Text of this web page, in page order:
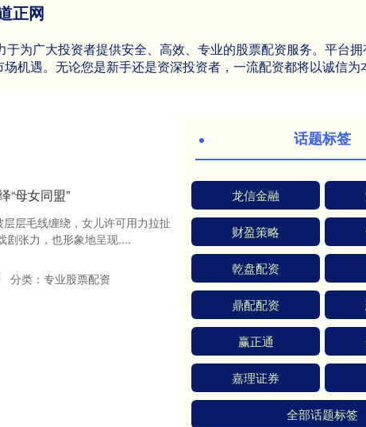
正网
为广大投资者提供安全、高效、专业的股票配资服务。平台拥
机遇。无论您是新手还是资深投资者，一流配资都将以诚信为
“母女同盟”
层毛线缠绕，女儿许可用力拉扯
剧张力，也形象地呈现....
分类： 专业股票配资
话题标签
龙信金融
财盈策略
乾盘配资
鼎配配资
赢正通
嘉理证券
全部话题标签